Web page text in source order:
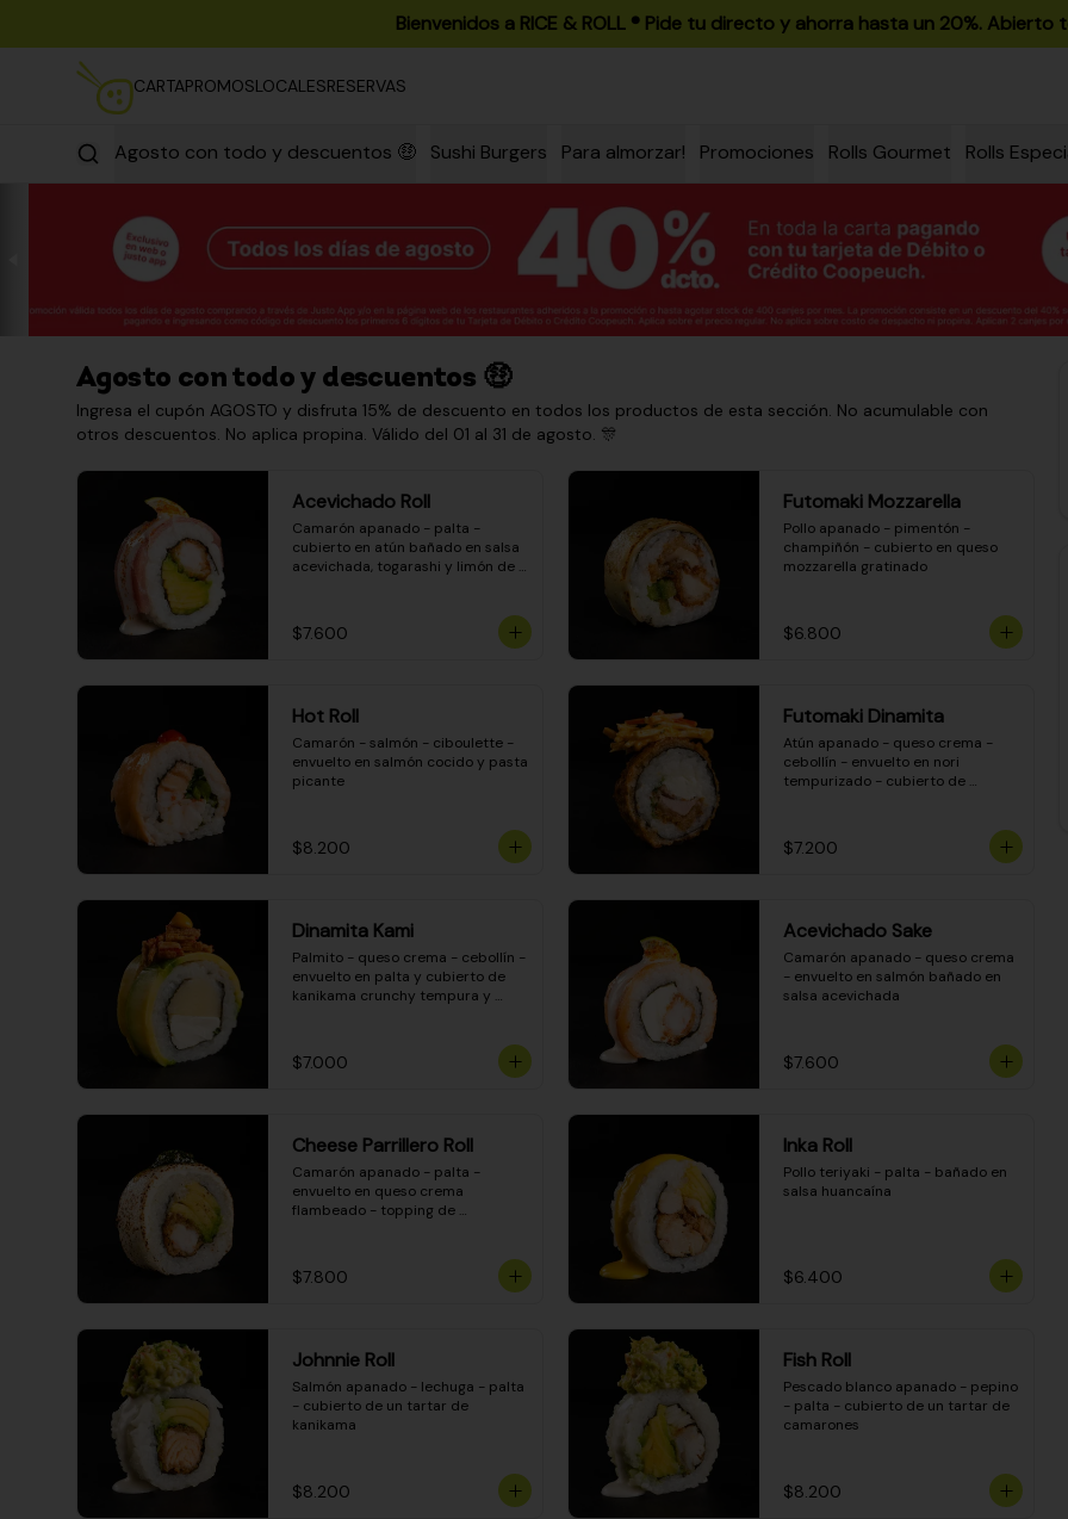
Bienvenidos a RICE & ROLL ®️ Pide tu directo y ahorra hasta un 20%. Abierto
CARTAPROMOSLOCALESRESERVAS
Agosto con todo y descuentos 🤑 Sushi Burgers Para almorzar! Promociones Rolls Gourmet Rolls
Agosto con todo y descuentos 🤑
Ingresa el cupón AGOSTO y disfruta 15% de descuento en todos los productos de esta sección. No acumulable con
otros descuentos. No aplica propina. Válido del 01 al 31 de agosto. 🎊
Acevichado Roll
Camarón apanado - palta -
cubierto en atún bañado en salsa
acevichada, togarashi y limón de
$7.600
Futomaki Mozzarella
Pollo apanado - pimentón -
champiñón - cubierto en queso
mozzarella gratinado
$6.800
Hot Roll
Camarón - salmón - ciboulette -
envuelto en salmón cocido y pasta
picante
$8.200
Futomaki Dinamita
Atún apanado - queso crema -
cebollín - envuelto en nori
tempurizado - cubierto de
$7.200
Dinamita Kami
Palmito - queso crema - cebollín -
envuelto en palta y cubierto de
kanikama crunchy tempura y
$7.000
Acevichado Sake
Camarón apanado - queso crema
- envuelto en salmón bañado en
salsa acevichada
$7.600
Cheese Parrillero Roll
Camarón apanado - palta -
envuelto en queso crema
flambeado - topping de
$7.800
Inka Roll
Pollo teriyaki - palta - bañado en
salsa huancaína
$6.400
Johnnie Roll
Salmón apanado - lechuga - palta
- cubierto de un tartar de
kanikama
$8.200
Fish Roll
Pescado blanco apanado - pepino
- palta - cubierto de un tartar de
camarones
$8.200